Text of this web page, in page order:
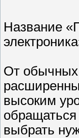
Название
От обычных
высоким
выбрать